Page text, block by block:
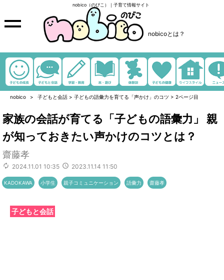
nobico（のびこ）｜子育て情報サイト
nobicoとは？
nobico 子どもと会話 > 子どもの語彙力を育てる「声かけ」のコツ > 2ページ目
家族の会話が育てる「子どもの語彙力」 親
が知っておきたい声かけのコツとは？
齋藤孝
2024.11.01 10:35 2023.11.14 11:50
KADOKAWA 小学生 親子コミュニケーション 語彙力 齋藤孝
子どもと会話